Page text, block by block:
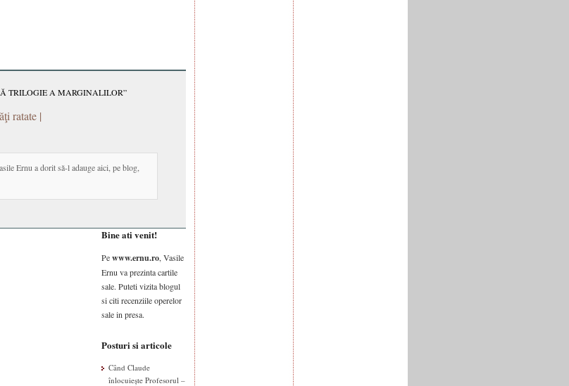
TRILOGIE A MARGINALILOR”
ratate |
Ernu a dorit să-l adauge aici, pe blog,
Bine ati venit!
Pewww.ernu.ro, Vasile
Ernu va prezinta cartile
sale. Puteti vizita blogul
si citi recenziile operelor
sale in presa.
Posturi si articole
Când Claude
înlocuiește Profesorul –